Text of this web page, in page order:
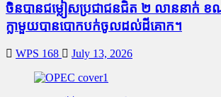
ចិនបានជម្លៀសប្រជាជនជិត ២ លាននាក់ ខណ
ក្លាមួយបានបោកបក់ចូលដល់ដីគោក។
WPS 168 July 13, 2026